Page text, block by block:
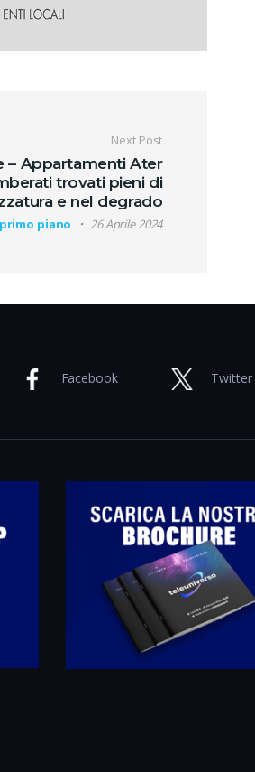
Next Post
– Appartamenti Ater
trovati pieni di
e nel degrado
piano 26 Aprile 2024
Facebook Twitter